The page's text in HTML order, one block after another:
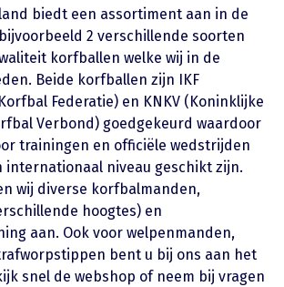
biedt een assortiment aan in de
2 verschillende soorten
korfballen welke wij in de
Beide korfballen zijn IKF
Federatie) en KNKV (Koninklijke
Verbond) goedgekeurd waardoor
trainingen en officiële wedstrijden
internationaal niveau geschikt zijn.
wij diverse korfbalmanden,
hoogtes) en
aan. Ook voor welpenmanden,
bent u bij ons aan het
snel de webshop of neem bij vragen